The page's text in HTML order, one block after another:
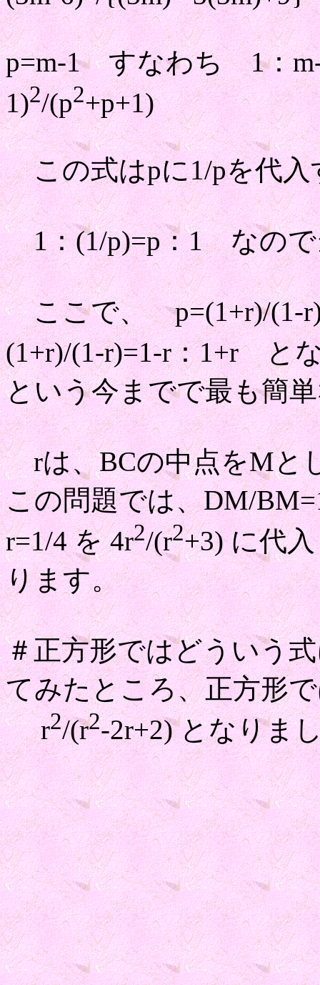
p=m-1 すなわち 1：
1)2/(p2+p+1)
この式はpに1/pを代入
1：(1/p)=p：1 なので
ここで、 p=(1+r)/(1-
(1+r)/(1-r)=1-r：1+r と
という今までで最も簡
rは、BCの中点をMと
この問題では、DM/
r=1/4 を 4r2/(r2+3) に代
ります。
＃正方形ではどういう
てみたところ、正方形
r2/(r2-2r+2) となりま